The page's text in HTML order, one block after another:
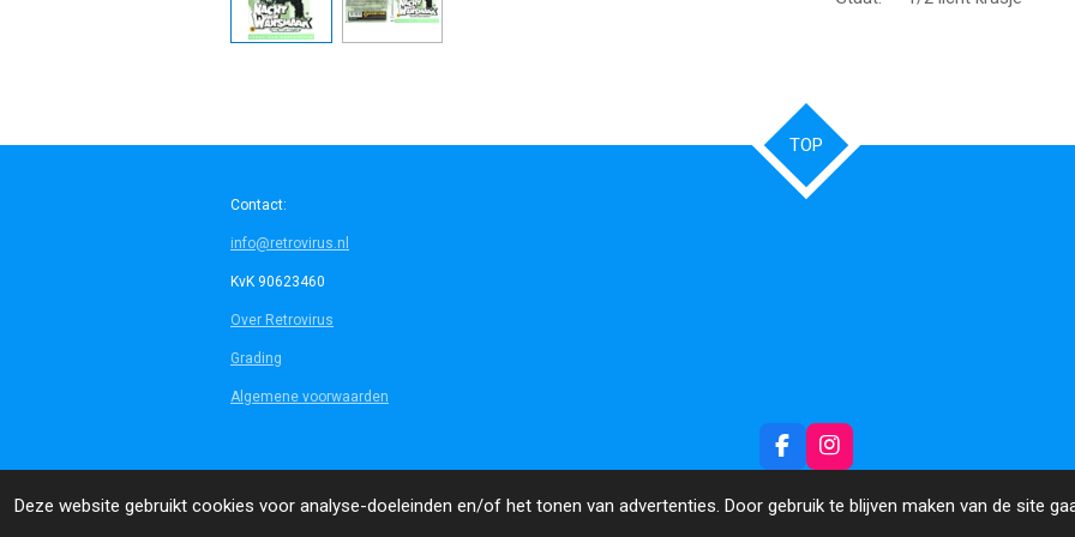
Deze website gebruikt cookies voor analyse-doeleinden en/of het tonen van advertenties. Door gebruik te blijven maken van de site
TOP
Contact:
info@retrovirus.nl
KvK 90623460
Over Retrovirus
Grading
Algemene voorwaarden
F
a
c
I
n
s